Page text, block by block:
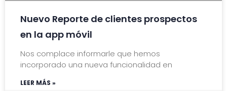
Nuevo Reporte de clientes prospectos
en la app móvil
Nos complace informarle que hemos
incorporado una nueva funcionalidad en
LEER MÁS »